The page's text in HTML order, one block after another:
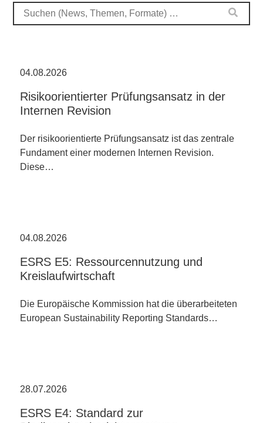
04.08.2026
Risikoorientierter Prüfungsansatz in der
Internen Revision
Der risikoorientierte Prüfungsansatz ist das zentrale
Fundament einer modernen Internen Revision.
Diese…
04.08.2026
ESRS E5: Ressourcennutzung und
Kreislaufwirtschaft
Die Europäische Kommission hat die überarbeiteten
European Sustainability Reporting Standards…
28.07.2026
ESRS E4: Standard zur